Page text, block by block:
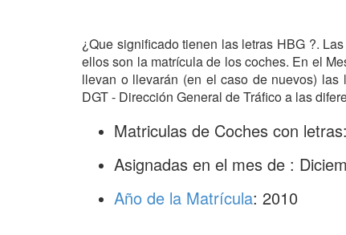
¿Que significado tienen las letras HBG ?.
ellos son la matrícula de los coches. En el
llevan o llevarán (en el caso de nuevos)
DGT - Dirección General de Tráfico a las
Matriculas de Coches con
Asignadas en el mes de :
Año de la Matrícula: 2010